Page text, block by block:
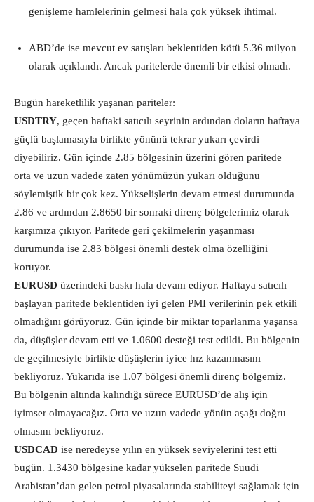
genişleme hamlelerinin gelmesi hala çok yüksek ihtimal.
ABD’de ise mevcut ev satışları beklentiden kötü 5.36 milyon
olarak açıklandı. Ancak paritelerde önemli bir etkisi olmadı.
Bugün hareketlilik yaşanan pariteler:
USDTRY, geçen haftaki satıcılı seyrinin ardından doların haftaya
güçlü başlamasıyla birlikte yönünü tekrar yukarı çevirdi
diyebiliriz. Gün içinde 2.85 bölgesinin üzerini gören paritede
orta ve uzun vadede zaten yönümüzün yukarı olduğunu
söylemiştik bir çok kez. Yükselişlerin devam etmesi durumunda
2.86 ve ardından 2.8650 bir sonraki direnç bölgelerimiz olarak
karşımıza çıkıyor. Paritede geri çekilmelerin yaşanması
durumunda ise 2.83 bölgesi önemli destek olma özelliğini
koruyor.
EURUSD üzerindeki baskı hala devam ediyor. Haftaya satıcılı
başlayan paritede beklentiden iyi gelen PMI verilerinin pek etkili
olmadığını görüyoruz. Gün içinde bir miktar toparlanma yaşansa
da, düşüşler devam etti ve 1.0600 desteği test edildi. Bu bölgenin
de geçilmesiyle birlikte düşüşlerin iyice hız kazanmasını
bekliyoruz. Yukarıda ise 1.07 bölgesi önemli direnç bölgemiz.
Bu bölgenin altında kalındığı sürece EURUSD’de alış için
iyimser olmayacağız. Orta ve uzun vadede yönün aşağı doğru
olmasını bekliyoruz.
USDCAD ise neredeyse yılın en yüksek seviyelerini test etti
bugün. 1.3430 bölgesine kadar yükselen paritede Suudi
Arabistan’dan gelen petrol piyasalarında stabiliteyi sağlamak için